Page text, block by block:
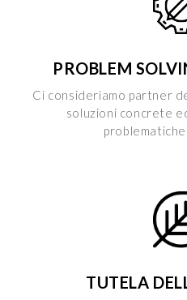
PROBLEM
Ci consideriamo partner
soluzioni concrete
TUTELA